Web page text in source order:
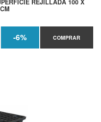
REJILLADA 100 X
-6% COMPRAR